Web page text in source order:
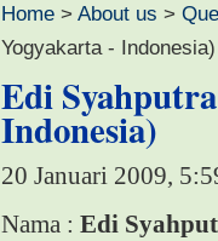
Home > About us >
Yogyakarta - Indonesia)
Edi
Indonesia)
20 Januari 2009,
Nama : Edi